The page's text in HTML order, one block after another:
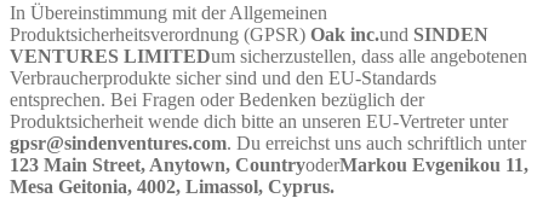
In Übereinstimmung mit der Allgemeinen
Produktsicherheitsverordnung (GPSR) Oak inc.und SINDEN
VENTURES LIMITEDum sicherzustellen, dass alle angebotenen
Verbraucherprodukte sicher sind und den EU-Standards
entsprechen. Bei Fragen oder Bedenken bezüglich der
Produktsicherheit wende dich bitte an unseren EU-Vertreter unter
gpsr@sindenventures.com. Du erreichst uns auch schriftlich unter
123 Main Street, Anytown, CountryoderMarkou Evgenikou 11,
Mesa Geitonia, 4002, Limassol, Cyprus.